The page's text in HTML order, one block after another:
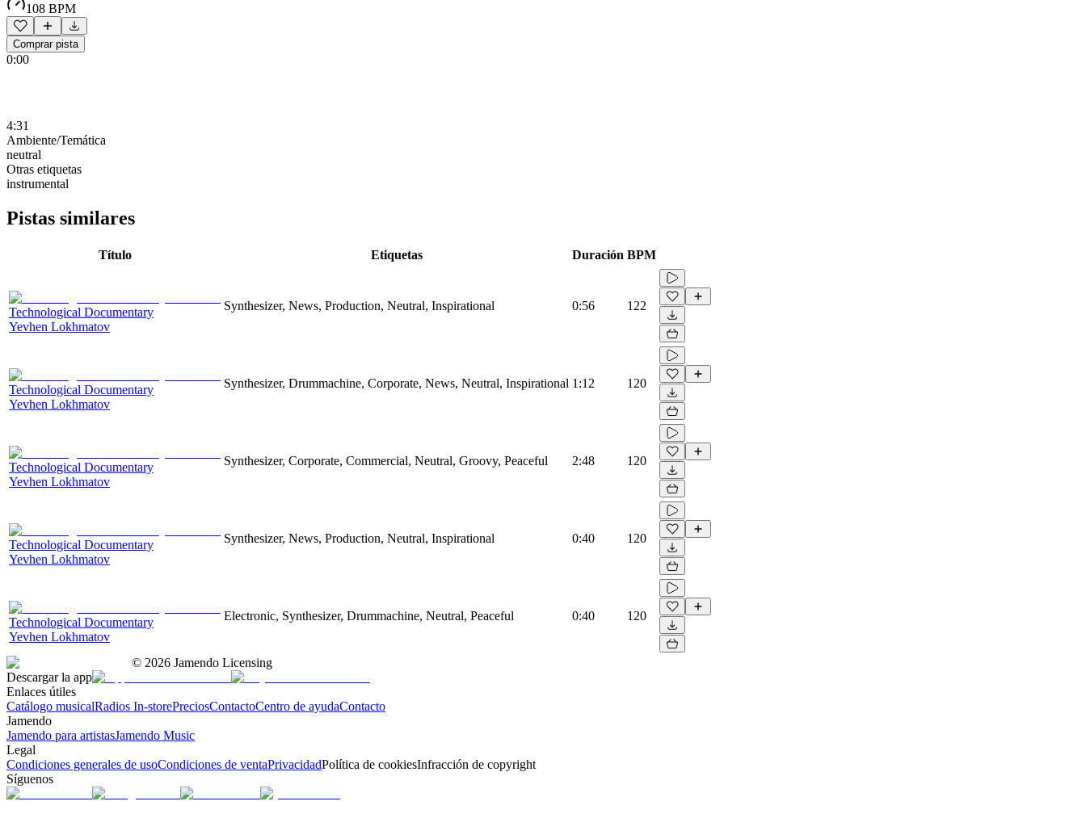
108 BPM
Comprar pista
0:00
4:31
Ambiente/Temática
neutral
Otras etiquetas
instrumental
Pistas similares
Título Etiquetas Duración BPM
Technological Documentary
Yevhen Lokhmatov
Synthesizer, News, Production, Neutral, Inspirational 0:56 122
Technological Documentary
Yevhen Lokhmatov
Synthesizer, Drummachine, Corporate, News, Neutral, Inspirational 1:12 120
Technological Documentary
Yevhen Lokhmatov
Synthesizer, Corporate, Commercial, Neutral, Groovy, Peaceful 2:48 120
Technological Documentary
Yevhen Lokhmatov
Synthesizer, News, Production, Neutral, Inspirational 0:40 120
Technological Documentary
Yevhen Lokhmatov
Electronic, Synthesizer, Drummachine, Neutral, Peaceful 0:40 120
© 2026 Jamendo Licensing
Descargar la app
Enlaces útiles
Catálogo musicalRadios In-storePreciosContactoCentro de ayudaContacto
Jamendo
Jamendo para artistasJamendo Music
Legal
Condiciones generales de usoCondiciones de ventaPrivacidadPolítica de cookiesInfracción de copyright
Síguenos